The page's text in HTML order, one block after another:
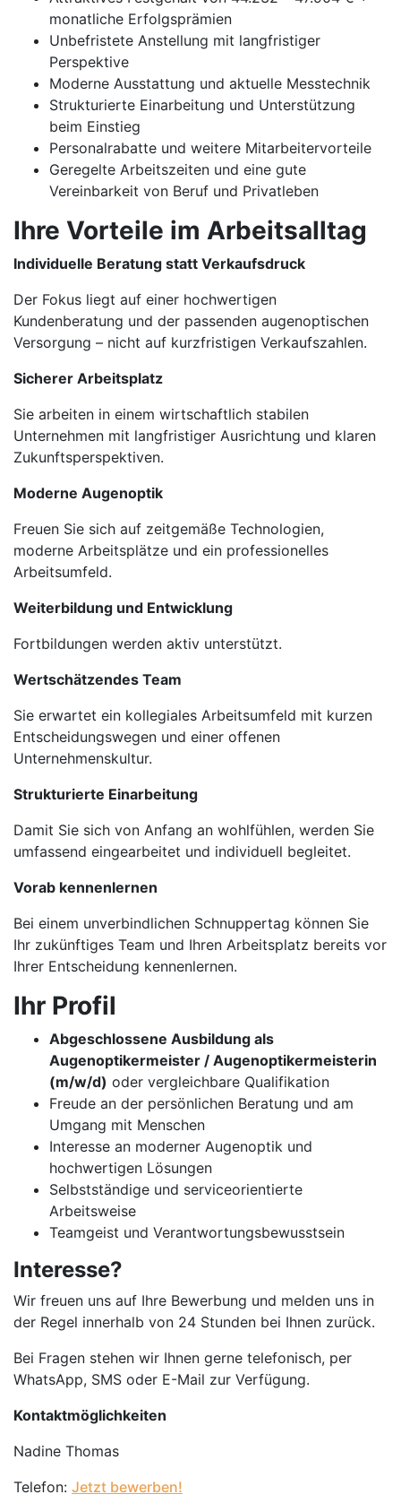
monatliche Erfolgsprämien
Unbefristete Anstellung mit langfristiger
Perspektive
Moderne Ausstattung und aktuelle Messtechnik
Strukturierte Einarbeitung und Unterstützung
beim Einstieg
Personalrabatte und weitere Mitarbeitervorteile
Geregelte Arbeitszeiten und eine gute
Vereinbarkeit von Beruf und Privatleben
Ihre Vorteile im Arbeitsalltag
Individuelle Beratung statt Verkaufsdruck
Der Fokus liegt auf einer hochwertigen
Kundenberatung und der passenden augenoptischen
Versorgung – nicht auf kurzfristigen Verkaufszahlen.
Sicherer Arbeitsplatz
Sie arbeiten in einem wirtschaftlich stabilen
Unternehmen mit langfristiger Ausrichtung und klaren
Zukunftsperspektiven.
Moderne Augenoptik
Freuen Sie sich auf zeitgemäße Technologien,
moderne Arbeitsplätze und ein professionelles
Arbeitsumfeld.
Weiterbildung und Entwicklung
Fortbildungen werden aktiv unterstützt.
Wertschätzendes Team
Sie erwartet ein kollegiales Arbeitsumfeld mit kurzen
Entscheidungswegen und einer offenen
Unternehmenskultur.
Strukturierte Einarbeitung
Damit Sie sich von Anfang an wohlfühlen, werden Sie
umfassend eingearbeitet und individuell begleitet.
Vorab kennenlernen
Bei einem unverbindlichen Schnuppertag können Sie
Ihr zukünftiges Team und Ihren Arbeitsplatz bereits vor
Ihrer Entscheidung kennenlernen.
Ihr Profil
Abgeschlossene Ausbildung als
Augenoptikermeister / Augenoptikermeisterin
(m/w/d) oder vergleichbare Qualifikation
Freude an der persönlichen Beratung und am
Umgang mit Menschen
Interesse an moderner Augenoptik und
hochwertigen Lösungen
Selbstständige und serviceorientierte
Arbeitsweise
Teamgeist und Verantwortungsbewusstsein
Interesse?
Wir freuen uns auf Ihre Bewerbung und melden uns in
der Regel innerhalb von 24 Stunden bei Ihnen zurück.
Bei Fragen stehen wir Ihnen gerne telefonisch, per
WhatsApp, SMS oder E-Mail zur Verfügung.
Kontaktmöglichkeiten
Nadine Thomas
Telefon: Jetzt bewerben!